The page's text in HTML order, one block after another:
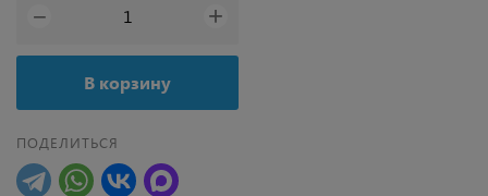
− +
В корзину
ПОДЕЛИТЬСЯ